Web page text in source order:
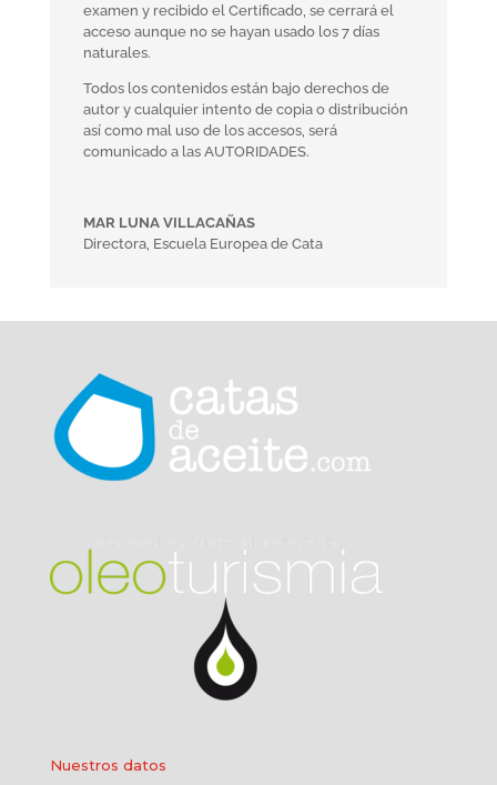
examen y recibido el Certificado, se cerrará el
acceso aunque no se hayan usado los 7 días
naturales.
Todos los contenidos están bajo derechos de
autor y cualquier intento de copia o distribución
así como mal uso de los accesos, será
comunicado a las AUTORIDADES.
MAR LUNA VILLACAÑAS
Directora, Escuela Europea de Cata
Nuestros datos